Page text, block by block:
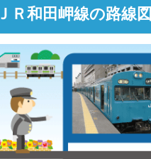
ＪＲ和田岬線の路線図